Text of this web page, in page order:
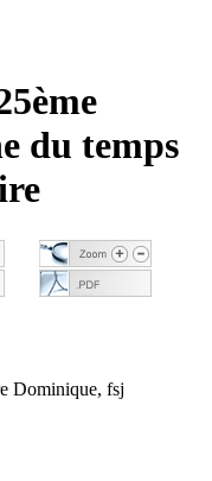
du temps
Dominique, fsj